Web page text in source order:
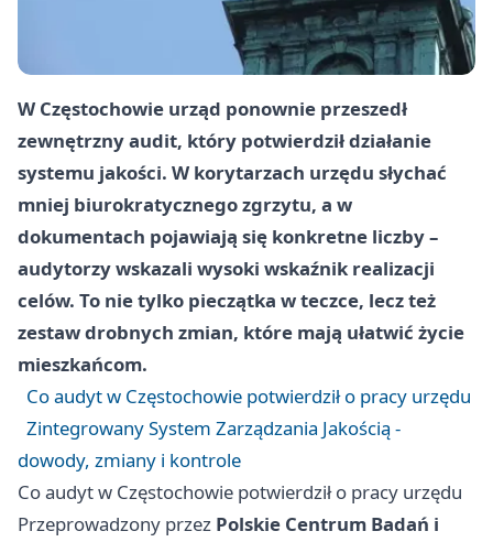
W Częstochowie urząd ponownie przeszedł
zewnętrzny audit, który potwierdził działanie
systemu jakości. W korytarzach urzędu słychać
mniej biurokratycznego zgrzytu, a w
dokumentach pojawiają się konkretne liczby –
audytorzy wskazali wysoki wskaźnik realizacji
celów. To nie tylko pieczątka w teczce, lecz też
zestaw drobnych zmian, które mają ułatwić życie
mieszkańcom.
Co audyt w Częstochowie potwierdził o pracy urzędu
Zintegrowany System Zarządzania Jakością -
dowody, zmiany i kontrole
Co audyt w Częstochowie potwierdził o pracy urzędu
Przeprowadzony przez Polskie Centrum Badań i